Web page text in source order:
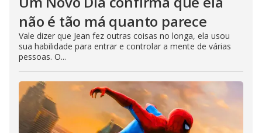
não é tão má quanto parece
Vale dizer que Jean fez outras coisas no longa, ela usou
sua habilidade para entrar e controlar a mente de várias
pessoas. O...